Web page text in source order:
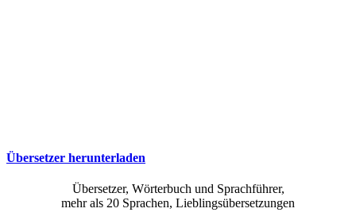
Übersetzer herunterladen
Übersetzer, Wörterbuch und Sprachführer,
mehr als 20 Sprachen, Lieblingsübersetzungen